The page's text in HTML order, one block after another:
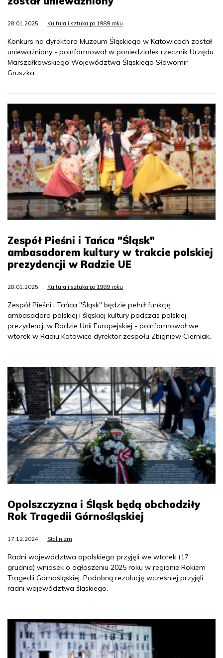
28.01.2025 Kultura i sztuka po 1989 roku
Konkurs na dyrektora Muzeum Śląskiego w Katowicach został
unieważniony - poinformował w poniedziałek rzecznik Urzędu
Marszałkowskiego Województwa Śląskiego Sławomir
Gruszka.
Zespół Pieśni i Tańca "Śląsk"
ambasadorem kultury w trakcie polskiej
prezydencji w Radzie UE
28.01.2025 Kultura i sztuka po 1989 roku
Zespół Pieśni i Tańca "Śląsk" będzie pełnił funkcję
ambasadora polskiej i śląskiej kultury podczas polskiej
prezydencji w Radzie Unii Europejskiej - poinformował we
wtorek w Radiu Katowice dyrektor zespołu Zbigniew Cierniak.
Opolszczyzna i Śląsk będą obchodziły
Rok Tragedii Górnośląskiej
17.12.2024 Stalinizm
Radni województwa opolskiego przyjęli we wtorek (17
grudnia) wniosek o ogłoszeniu 2025 roku w regionie Rokiem
Tragedii Górnośląskiej. Podobną rezolucję wcześniej przyjęli
radni województwa śląskiego.